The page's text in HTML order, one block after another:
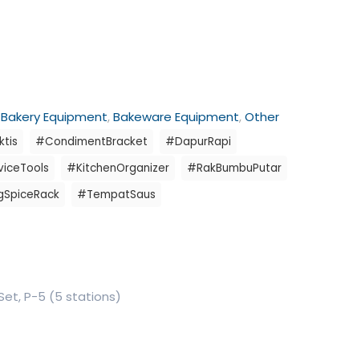
Bakery Equipment,Bakeware Equipment,Other
#CondimentBracket
#DapurRapi
#KitchenOrganizer
#RakBumbuPutar
#TempatSaus
P-5 (5 stations)